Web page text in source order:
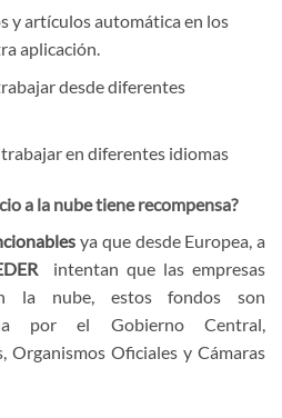
y artículos automática en los
aplicación.
desde diferentes
en diferentes idiomas
a la nube tiene recompensa?
ya que desde Europea, a
intentan que las empresas
la nube, estos fondos son
por el Gobierno Central,
Organismos Oficiales y Cámaras